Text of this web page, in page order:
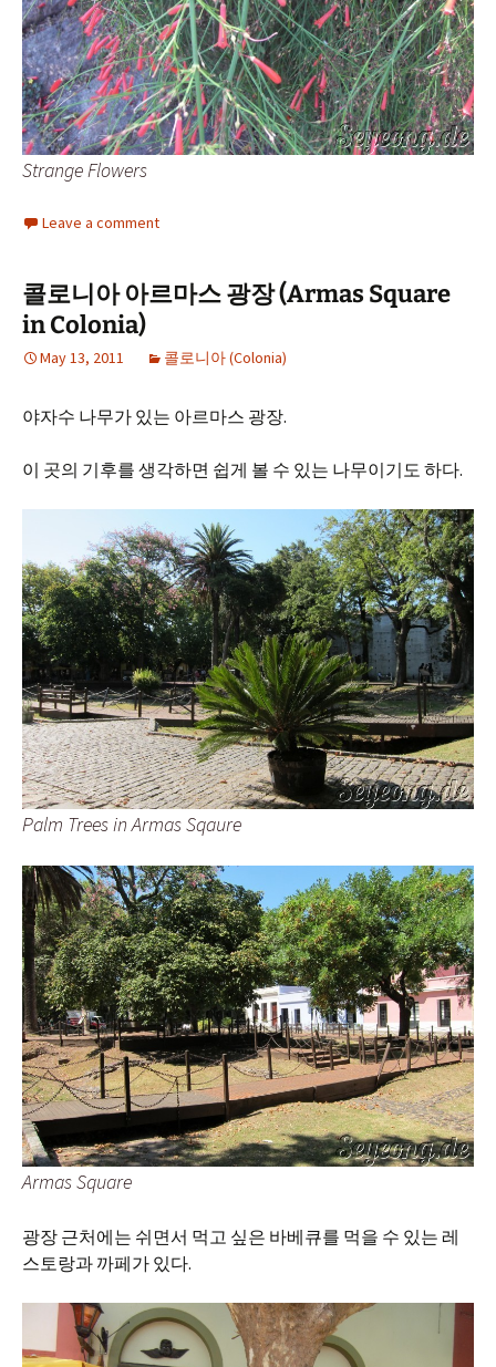
Strange Flowers
Leave a comment
콜로니아 아르마스 광장 (Armas Square
in Colonia)
May 13, 2011 콜로니아 (Colonia)
야자수 나무가 있는 아르마스 광장.
이 곳의 기후를 생각하면 쉽게 볼 수 있는 나무이기도 하다.
Palm Trees in Armas Sqaure
Armas Square
광장 근처에는 쉬면서 먹고 싶은 바베큐를 먹을 수 있는 레
스토랑과 까페가 있다.